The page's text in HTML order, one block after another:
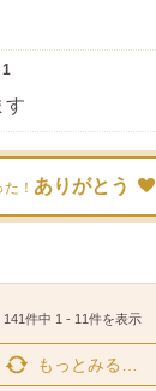
1
す
！ ありがとう
141件中 1 - 11件を表示
もっとみる…